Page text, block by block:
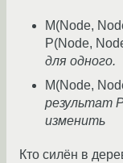
M(Node,
P(Node,
для одного.
M(Node,
результат
изменить
Кто силён в